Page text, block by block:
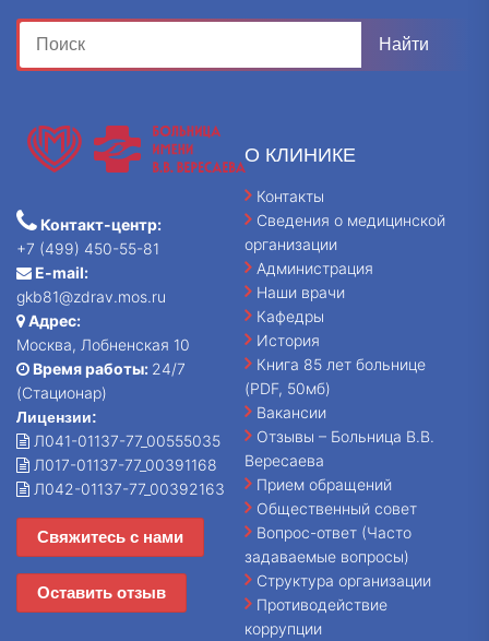
Контакт-центр:
+7 (499) 450-55-81
E-mail:
gkb81@zdrav.mos.ru
Адрес:
Москва, Лобненская 10
Время работы: 24/7
(Стационар)
Лицензии:
Л041-01137-77_00555035
Л017-01137-77_00391168
Л042-01137-77_00392163
Свяжитесь с нами
Оставить отзыв
О КЛИНИКЕ
Контакты
Сведения о медицинской
организации
Администрация
Наши врачи
Кафедры
История
Книга 85 лет больнице
(PDF, 50мб)
Вакансии
Отзывы – Больница В.В.
Вересаева
Прием обращений
Общественный совет
Вопрос-ответ (Часто
задаваемые вопросы)
Структура организации
Противодействие
коррупции